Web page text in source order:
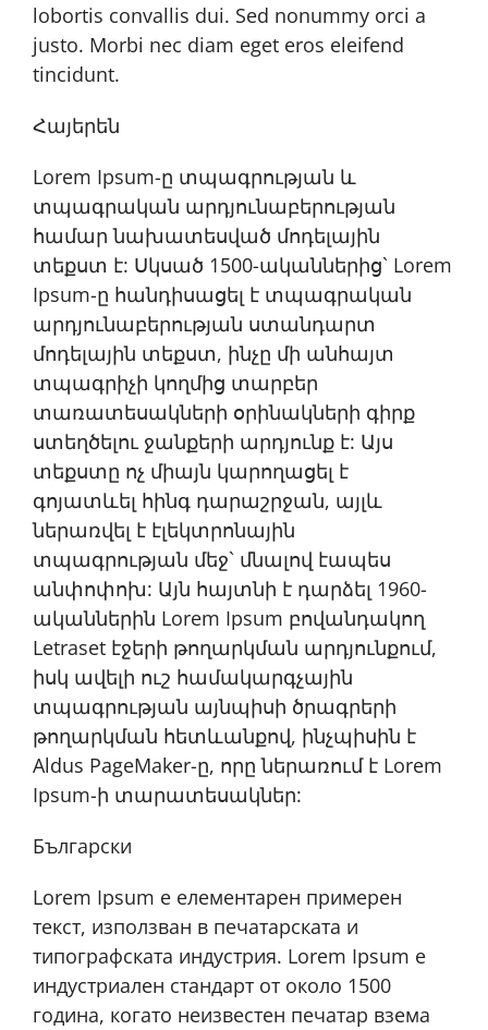
lobortis convallis dui. Sed nonummy orci a
justo. Morbi nec diam eget eros eleifend
tincidunt.
Հայերեն
Lorem Ipsum-ը տպագրության և
տպագրական արդյունաբերության
համար նախատեսված մոդելային
տեքստ է: Սկսած 1500-ականներից` Lorem
Ipsum-ը հանդիսացել է տպագրական
արդյունաբերության ստանդարտ
մոդելային տեքստ, ինչը մի անհայտ
տպագրիչի կողմից տարբեր
տառատեսակների օրինակների գիրք
ստեղծելու ջանքերի արդյունք է: Այս
տեքստը ոչ միայն կարողացել է
գոյատևել հինգ դարաշրջան, այլև
ներառվել է էլեկտրոնային
տպագրության մեջ` մնալով էապես
անփոփոխ: Այն հայտնի է դարձել 1960-
ականներին Lorem Ipsum բովանդակող
Letraset էջերի թողարկման արդյունքում,
իսկ ավելի ուշ համակարգչային
տպագրության այնպիսի ծրագրերի
թողարկման հետևանքով, ինչպիսին է
Aldus PageMaker-ը, որը ներառում է Lorem
Ipsum-ի տարատեսակներ:
Български
Lorem Ipsum е елементарен примерен
текст, използван в печатарската и
типографската индустрия. Lorem Ipsum е
индустриален стандарт от около 1500
година, когато неизвестен печатар взема